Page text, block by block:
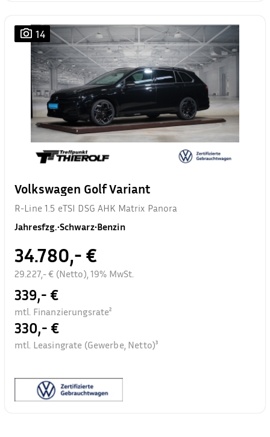
14
Volkswagen Golf Variant
R-Line 1.5 eTSI DSG AHK Matrix Panora
Jahresfzg.•Schwarz•Benzin
34.780,- €
29.227,- € (Netto), 19% MwSt.
339,- €
mtl. Finanzierungsrate²
330,- €
mtl. Leasingrate (Gewerbe, Netto)³